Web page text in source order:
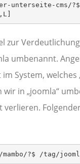
unterseite-cms/
zur
umbenannt.
System, welches
wir in „joomla“
verlieren.
?$ /tag/